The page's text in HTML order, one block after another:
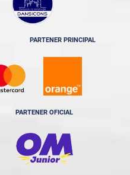
PARTENER PRINCIPAL
PARTENER OFICIAL